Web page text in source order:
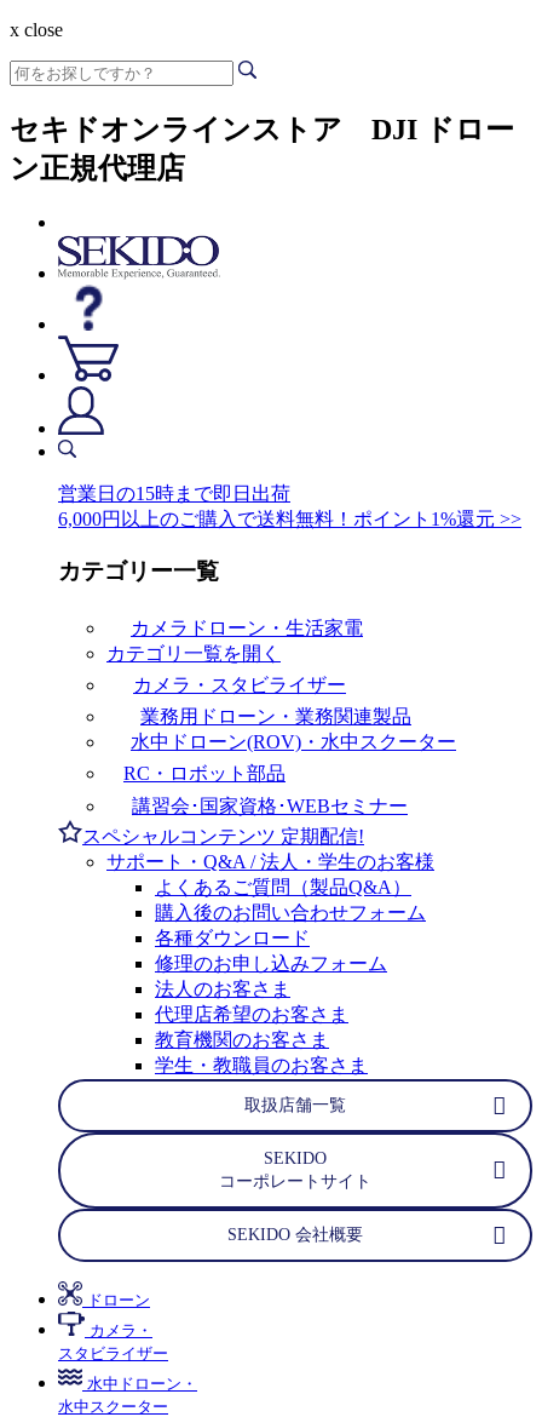
x close
セキドオンラインストア DJI ドロー
ン正規代理店
営業日の15時まで即日出荷
6,000円以上のご購入で送料無料！ポイント1%還元 >>
カテゴリー一覧
カメラドローン・生活家電
カテゴリ一覧を開く
カメラ・スタビライザー
業務用ドローン・業務関連製品
水中ドローン(ROV)・水中スクーター
RC・ロボット部品
講習会･国家資格･WEBセミナー
スペシャルコンテンツ 定期配信!
サポート・Q&A / 法人・学生のお客様
よくあるご質問（製品Q&A）
購入後のお問い合わせフォーム
各種ダウンロード
修理のお申し込みフォーム
法人のお客さま
代理店希望のお客さま
教育機関のお客さま
学生・教職員のお客さま
取扱店舗一覧
SEKIDO
コーポレートサイト
SEKIDO 会社概要
ドローン
カメラ・
スタビライザー
水中ドローン・
水中スクーター